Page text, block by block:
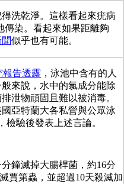
洗乾淨。這樣看起來疣病
傳染。看起來如果距離夠
似乎也有可能。
報告透露 ，泳池中含有的人
來說，水中的氯成分能除
泄物頑固且難以被消毒。
亞特蘭大各私營與公眾泳
檢驗後發表上述言論。
鐘滅掉大腸桿菌，約16分
賈第蟲，並超過10天殺滅加